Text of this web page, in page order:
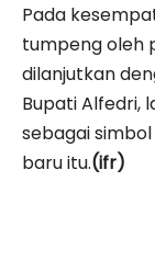
Pada
tumpeng oleh
dilanjutkan
Bupati Alfedri,
sebagai
baru itu.(ifr)